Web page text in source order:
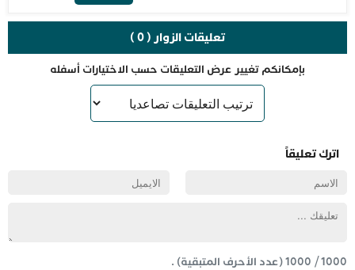
تعليقات الزوار ( 0 )
بإمكانكم تغيير عرض التعليقات حسب الاختيارات أسفله
اترك تعليقاً
1000
/
1000(عدد الأحرف المتبقية) .